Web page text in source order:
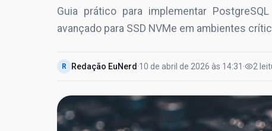
Guia prático para implementar
avançado para SSD NVMe em ambientes
R Redação EuNerd ·10 de abril de 2026 às 14:31 · 2